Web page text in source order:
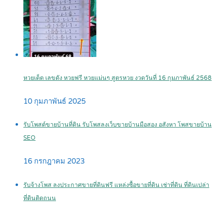
หวยเด็ด เลขดัง หวยฟรี หวยแม่นๆ สูตรหวย งวดวันที่ 16 กุมภาพันธ์ 2568
10 กุมภาพันธ์ 2025
รับโพสต์ขายบ้านที่ดิน รับโพสลงเว็บขายบ้านมือสอง อสังหา โพสขายบ้าน
SEO
16 กรกฎาคม 2023
รับจ้างโพส ลงประกาศขายที่ดินฟรี แหล่งซื้อขายที่ดิน เช่าที่ดิน ที่ดินเปล่า
ที่ดินติดถนน